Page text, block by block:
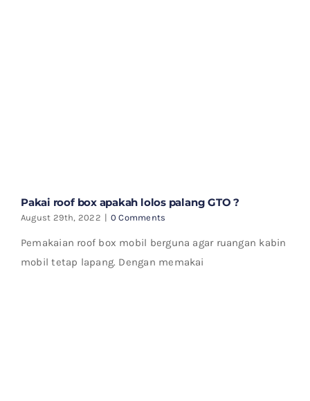
Pakai roof box apakah lolos palang GTO ?
August 29th, 2022 | 0 Comments
Pemakaian roof box mobil berguna agar ruangan kabin
mobil tetap lapang. Dengan memakai